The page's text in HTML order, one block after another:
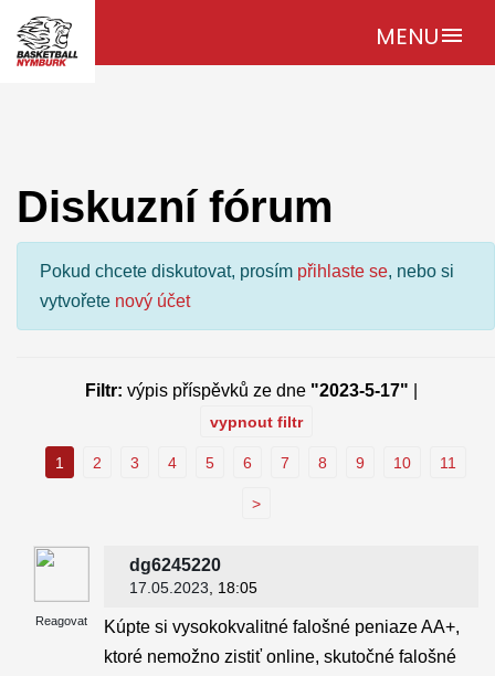
MENUmenu
Diskuzní fórum
Pokud chcete diskutovat, prosím přihlaste se, nebo si
vytvořete nový účet
Filtr: výpis příspěvků ze dne "2023-5-17"
vypnout filtr
1 2 3 4 5 6 7 8 9 10 11
>
Reagovat
dg6245220
17.05.2023 , 18:05
Kúpte si vysokokvalitné falošné peniaze AA+,
ktoré nemožno zistiť online, skutočné falošné